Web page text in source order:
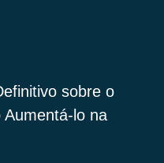
sobre o
lo na